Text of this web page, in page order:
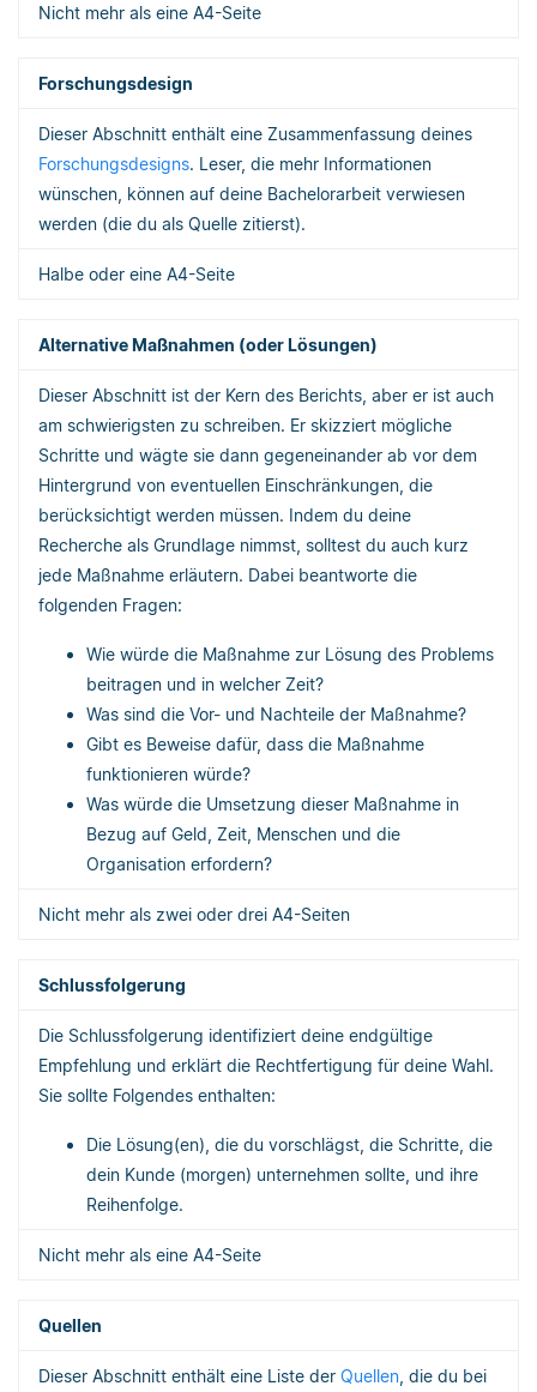
Nicht mehr als eine A4-Seite
Forschungsdesign
Dieser Abschnitt enthält eine Zusammenfassung deines
Forschungsdesigns. Leser, die mehr Informationen
wünschen, können auf deine Bachelorarbeit verwiesen
werden (die du als Quelle zitierst).
Halbe oder eine A4-Seite
Alternative Maßnahmen (oder Lösungen)
Dieser Abschnitt ist der Kern des Berichts, aber er ist auch
am schwierigsten zu schreiben. Er skizziert mögliche
Schritte und wägte sie dann gegeneinander ab vor dem
Hintergrund von eventuellen Einschränkungen, die
berücksichtigt werden müssen. Indem du deine
Recherche als Grundlage nimmst, solltest du auch kurz
jede Maßnahme erläutern. Dabei beantworte die
folgenden Fragen:
Wie würde die Maßnahme zur Lösung des Problems
beitragen und in welcher Zeit?
Was sind die Vor- und Nachteile der Maßnahme?
Gibt es Beweise dafür, dass die Maßnahme
funktionieren würde?
Was würde die Umsetzung dieser Maßnahme in
Bezug auf Geld, Zeit, Menschen und die
Organisation erfordern?
Nicht mehr als zwei oder drei A4-Seiten
Schlussfolgerung
Die Schlussfolgerung identifiziert deine endgültige
Empfehlung und erklärt die Rechtfertigung für deine Wahl.
Sie sollte Folgendes enthalten:
Die Lösung(en), die du vorschlägst, die Schritte, die
dein Kunde (morgen) unternehmen sollte, und ihre
Reihenfolge.
Nicht mehr als eine A4-Seite
Quellen
Dieser Abschnitt enthält eine Liste der Quellen , die du bei